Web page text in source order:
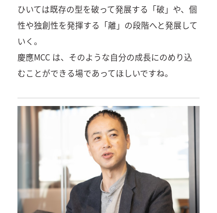
ひいては既存の型を破って発展する「破」や、個
性や独創性を発揮する「離」の段階へと発展して
いく。
慶應MCC は、そのような自分の成長にのめり込
むことができる場であってほしいですね。